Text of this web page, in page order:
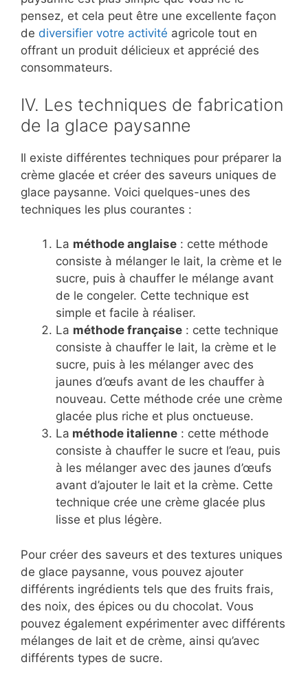
pensez, et cela peut être une excellente façon
de diversifier votre activité agricole tout en
offrant un produit délicieux et apprécié des
consommateurs.
IV. Les techniques de fabrication
de la glace paysanne
Il existe différentes techniques pour préparer la
crème glacée et créer des saveurs uniques de
glace paysanne. Voici quelques-unes des
techniques les plus courantes :
La méthode anglaise : cette méthode
consiste à mélanger le lait, la crème et le
sucre, puis à chauffer le mélange avant
de le congeler. Cette technique est
simple et facile à réaliser.
La méthode française : cette technique
consiste à chauffer le lait, la crème et le
sucre, puis à les mélanger avec des
jaunes d’œufs avant de les chauffer à
nouveau. Cette méthode crée une crème
glacée plus riche et plus onctueuse.
La méthode italienne : cette méthode
consiste à chauffer le sucre et l’eau, puis
à les mélanger avec des jaunes d’œufs
avant d’ajouter le lait et la crème. Cette
technique crée une crème glacée plus
lisse et plus légère.
Pour créer des saveurs et des textures uniques
de glace paysanne, vous pouvez ajouter
différents ingrédients tels que des fruits frais,
des noix, des épices ou du chocolat. Vous
pouvez également expérimenter avec différents
mélanges de lait et de crème, ainsi qu’avec
différents types de sucre.